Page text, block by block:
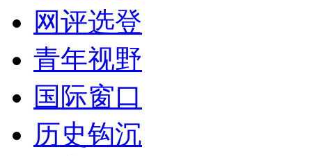
网评选登
青年视野
国际窗口
历史钩沉